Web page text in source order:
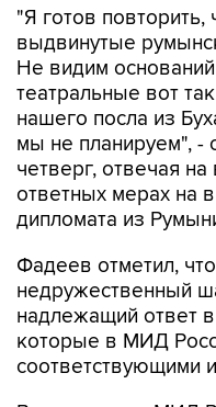
"Я готов
выдвинутые
Не видим
театральные вот
нашего посла из
мы не планируем", -
четверг, отвечая
ответных мерах на
дипломата из
Фадеев отметил,
недружественный
надлежащий ответ
которые в МИД
соответствующими